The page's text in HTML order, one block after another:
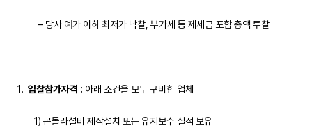
– 당사 예가 이하 최저가 낙찰, 부가세 등 제세금 포함 총액 투찰
입찰참가자격 : 아래 조건을 모두 구비한 업체
1) 곤돌라설비 제작설치 또는 유지보수 실적 보유